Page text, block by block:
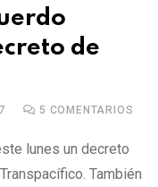
de
5 COMENTARIOS
lunes un decreto
También